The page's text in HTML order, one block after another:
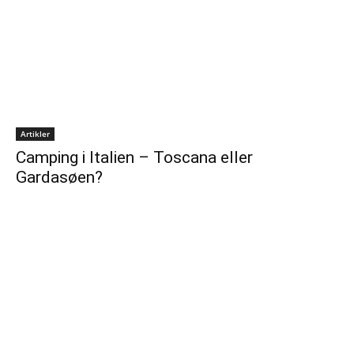
Artikler
Camping i Italien – Toscana eller
Gardasøen?